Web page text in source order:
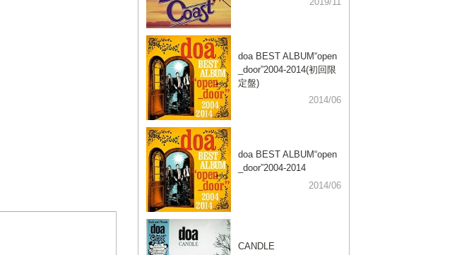
doa BEST ALBUM“open
_door”2004-2014(初回限
定盤)
2014/06
doa BEST ALBUM“open
_door”2004-2014
2014/06
CANDLE